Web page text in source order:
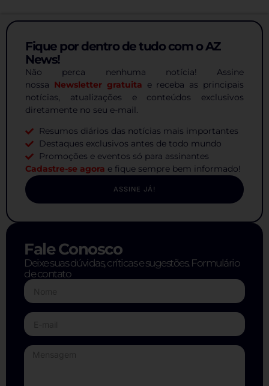
Fique por dentro de tudo com o AZ
News!
Não perca nenhuma notícia! Assine
nossa Newsletter gratuita e receba as principais
notícias, atualizações e conteúdos exclusivos
diretamente no seu e-mail.
Resumos diários das notícias mais importantes
Destaques exclusivos antes de todo mundo
Promoções e eventos só para assinantes
Cadastre-se agora e fique sempre bem informado!
ASSINE JÁ!
Fale Conosco
Deixe suas dúvidas, críticas e sugestões. Formulário
de contato